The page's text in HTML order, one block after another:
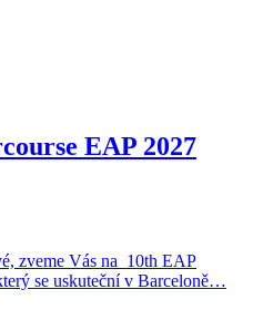
EAP 2027
zveme Vás na 10th EAP
se uskuteční v Barceloně…